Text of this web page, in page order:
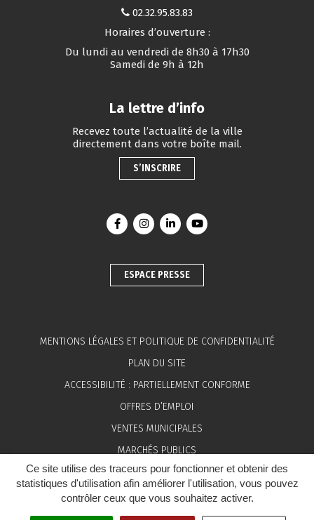
Ce site utilise des traceurs pour fonctionner et obtenir des
statistiques d'utilisation afin améliorer l'utilisation, vous pouvez
contrôler ceux que vous souhaitez activer.
02.32.95.83.83
Horaires d’ouverture :
Du lundi au vendredi de 8h30 à 17h30
Samedi de 9h à 12h
La lettre d’info
Recevez toute l’actualité de la ville
directement dans votre boîte mail.
S’INSCRIRE
Lien vers le compte Facebook
Lien vers le compte Instagram
Lien vers le compte Linkedin
Lien vers la chaîne
ESPACE PRESSE
MENTIONS LÉGALES ET POLITIQUE DE CONFIDENTIALITÉ
PLAN DU SITE
ACCESSIBILITÉ : PARTIELLEMENT CONFORME
OFFRES D’EMPLOI
VENTES MUNICIPALES
MARCHÉS PUBLICS
ESPACE PRESSE